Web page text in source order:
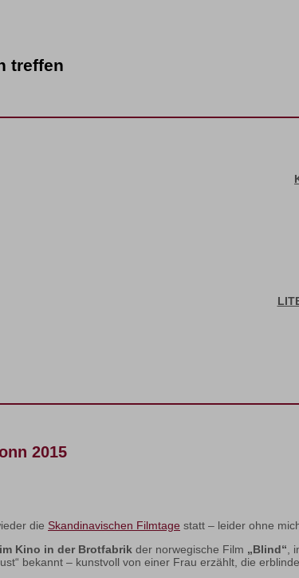
treffen
2015
die Skandinavischen Filmtage statt – leider ohne
Kino in der Brotfabrik der norwegische Film „Blind“ ,
bekannt – kunstvoll von einer Frau erzählt, die